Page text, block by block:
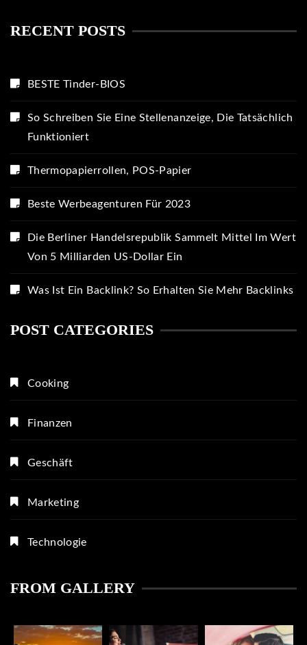
RECENT POSTS
BESTE Tinder-BIOS
So Schreiben Sie Eine Stellenanzeige, Die Tatsächlich
Funktioniert
Thermopapierrollen, POS-Papier
Beste Werbeagenturen Für 2023
Die Berliner Handelsrepublik Sammelt Mittel Im Wert
Von 5 Milliarden US-Dollar Ein
Was Ist Ein Backlink? So Erhalten Sie Mehr Backlinks
POST CATEGORIES
Cooking
Finanzen
Geschäft
Marketing
Technologie
FROM GALLERY